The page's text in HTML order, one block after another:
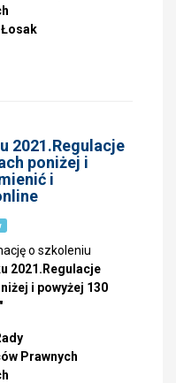
2021.Regulacje
poniżej i
i
o szkoleniu
2021.Regulacje
i powyżej 130
Prawnych